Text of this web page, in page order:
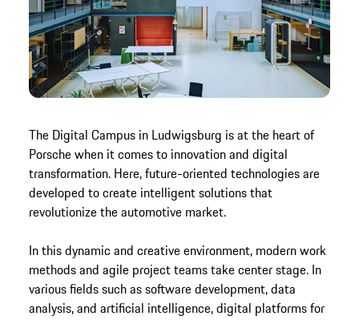
The Digital Campus in Ludwigsburg is at the heart of
Porsche when it comes to innovation and digital
transformation. Here, future-oriented technologies are
developed to create intelligent solutions that
revolutionize the automotive market.
In this dynamic and creative environment, modern work
methods and agile project teams take center stage. In
various fields such as software development, data
analysis, and artificial intelligence, digital platforms for